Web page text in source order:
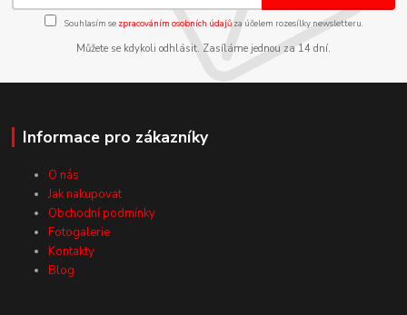
Souhlasím se zpracováním osobních údajůza účelem rozesílky newsletteru.
Můžete se kdykoli odhlásit. Zasíláme jednou za 14 dní.
Informace pro zákazníky
O nás
Jak nakupovat
Obchodní podmínky
Fotogalerie
Kontakty
Blog